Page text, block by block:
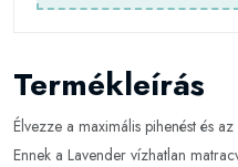
Termékleírás
Élvezze a maximális pihenést és
Ennek a Lavender vízhatlan